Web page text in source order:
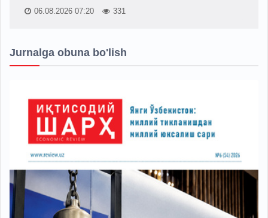
06.08.2026 07:20 331
Jurnalga obuna bo'lish